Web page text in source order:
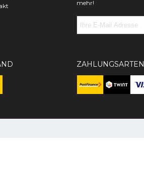
mehr!
ZAHLUNGSARTEN